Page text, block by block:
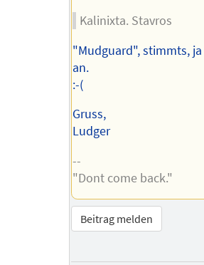
Kalinixta. Stavros
"Mudguard", stimmts,
an.
:-(
Gruss,
Ludger
--
"Dont come back."
Beitrag melden